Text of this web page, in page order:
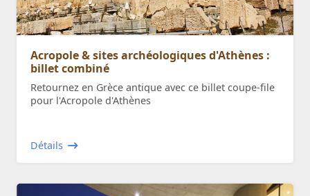
Acropole & sites archéologiques d'Athènes :
billet combiné
Retournez en Grèce antique avec ce billet coupe-file
pour l'Acropole d'Athènes
Détails